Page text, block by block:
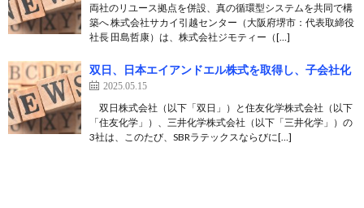
両社のリユース拠点を併設、真の循環型システムを共同で構
築へ 株式会社サカイ引越センター（大阪府堺市：代表取締役
社長 田島哲康）は、株式会社ジモティー（[…]
双日、日本エイアンドエル株式を取得し、子会社化
2025.05.15
双日株式会社（以下「双日」）と住友化学株式会社（以下
「住友化学」）、三井化学株式会社（以下「三井化学」）の
3社は、このたび、SBRラテックスならびに[…]